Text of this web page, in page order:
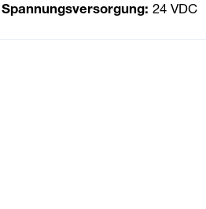
Spannungsversorgung: 24 VDC